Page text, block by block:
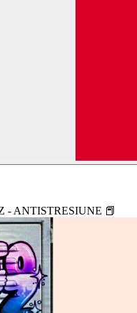
- ANTISTRESIUNE 📕